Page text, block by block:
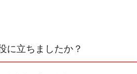
に立ちましたか？